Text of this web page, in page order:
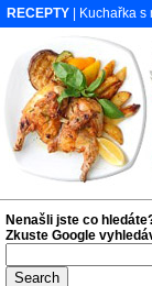
RECEPTY | Kuchařka
Nenašli jste co
Zkuste Google